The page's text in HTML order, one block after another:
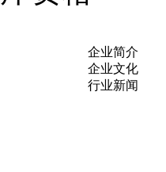
企业简介
企业文化
行业新闻